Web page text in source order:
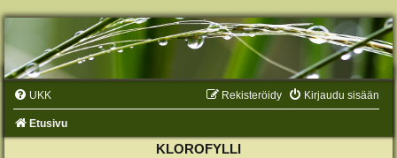
UKK Kirjaudu sisään
Rekisteröidy
Etusivu
KLOROFYLLI